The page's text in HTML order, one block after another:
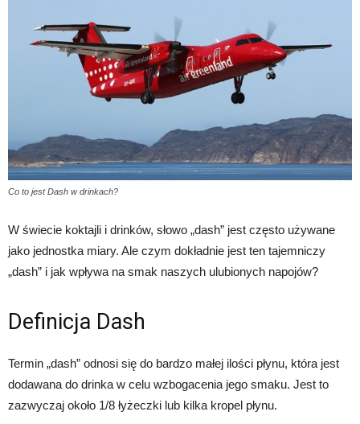
Co to jest Dash w drinkach?
W świecie koktajli i drinków, słowo „dash” jest często używane
jako jednostka miary. Ale czym dokładnie jest ten tajemniczy
„dash” i jak wpływa na smak naszych ulubionych napojów?
Definicja Dash
Termin „dash” odnosi się do bardzo małej ilości płynu, która jest
dodawana do drinka w celu wzbogacenia jego smaku. Jest to
zazwyczaj około 1/8 łyżeczki lub kilka kropel płynu.